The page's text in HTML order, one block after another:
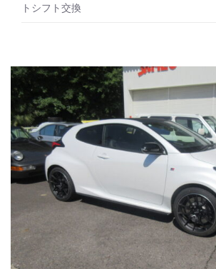
トシフト交換